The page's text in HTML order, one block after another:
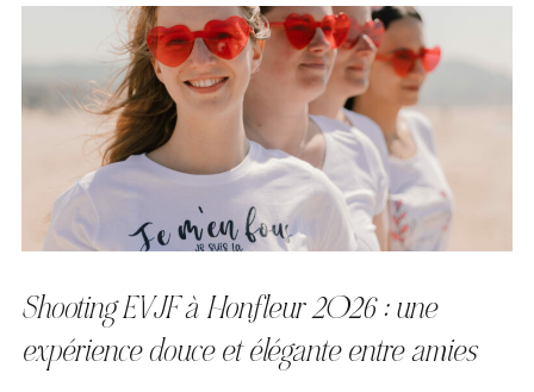
Shooting EVJF à Honfleur 2026 : une
expérience douce et élégante entre amies